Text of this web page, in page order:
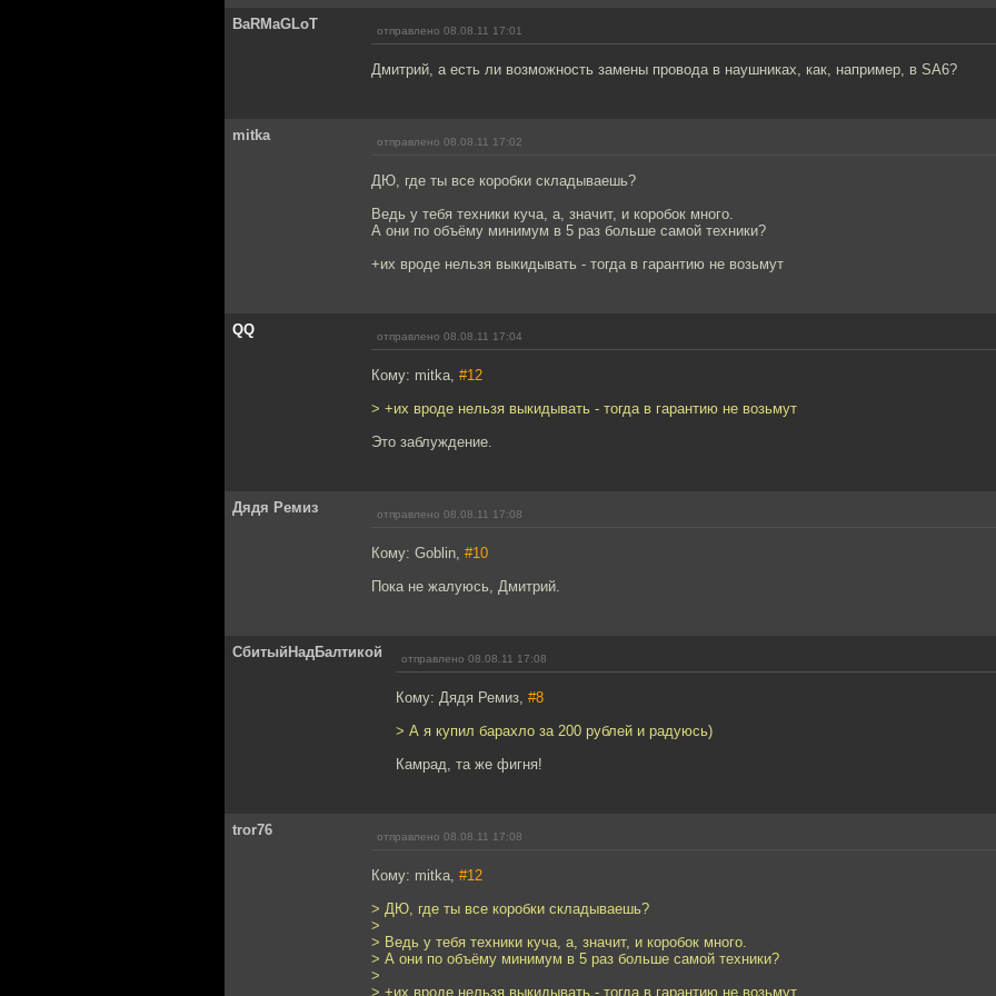
BaRMaGLoT отправлено 08.08.11 17:01
Дмитрий, а есть ли возможность замены провода в наушниках, как, например, в SA6?
mitka отправлено 08.08.11 17:02
ДЮ, где ты все коробки складываешь?
Ведь у тебя техники куча, а, значит, и коробок много.
А они по объёму минимум в 5 раз больше самой техники?
+их вроде нельзя выкидывать - тогда в гарантию не возьмут
QQ отправлено 08.08.11 17:04
Кому: mitka, #12
> +их вроде нельзя выкидывать - тогда в гарантию не возьмут
Это заблуждение.
Дядя Ремиз отправлено 08.08.11 17:08
Кому: Goblin, #10
Пока не жалуюсь, Дмитрий.
СбитыйНадБалтикой отправлено 08.08.11 17:08
Кому: Дядя Ремиз, #8
> А я купил барахло за 200 рублей и радуюсь)
Камрад, та же фигня!
tror76 отправлено 08.08.11 17:08
Кому: mitka, #12
> ДЮ, где ты все коробки складываешь?
>
> Ведь у тебя техники куча, а, значит, и коробок много.
> А они по объёму минимум в 5 раз больше самой техники?
>
> +их вроде нельзя выкидывать - тогда в гарантию не возьмут